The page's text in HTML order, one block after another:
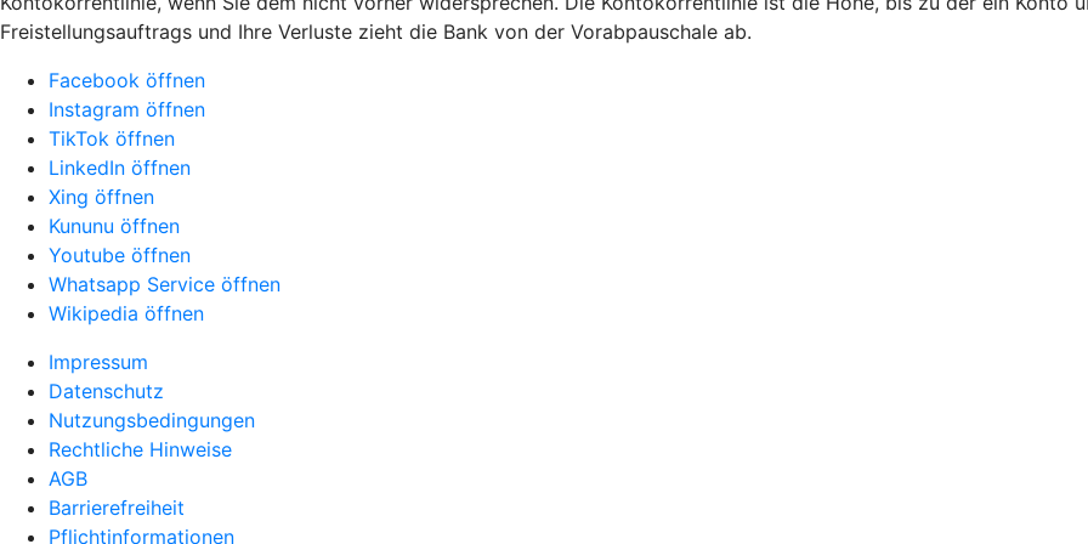
Freistellungsauftrags und Ihre Verluste zieht die Bank von der Vorabpauschale ab.
Facebook öffnen
Instagram öffnen
TikTok öffnen
LinkedIn öffnen
Xing öffnen
Kununu öffnen
Youtube öffnen
Whatsapp Service öffnen
Wikipedia öffnen
Impressum
Datenschutz
Nutzungsbedingungen
Rechtliche Hinweise
AGB
Barrierefreiheit
Pflichtinformationen